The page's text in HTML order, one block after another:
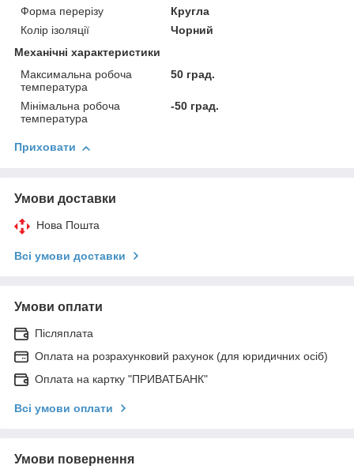
Форма перерізу
Кругла
Колір ізоляції
Чорний
Механічні характеристики
Максимальна робоча
температура
50 град.
Мінімальна робоча
температура
-50 град.
Приховати
Умови доставки
Нова Пошта
Всі умови доставки
Умови оплати
Післяплата
Оплата на розрахунковий рахунок (для юридичних осіб)
Оплата на картку "ПРИВАТБАНК"
Всі умови оплати
Умови повернення